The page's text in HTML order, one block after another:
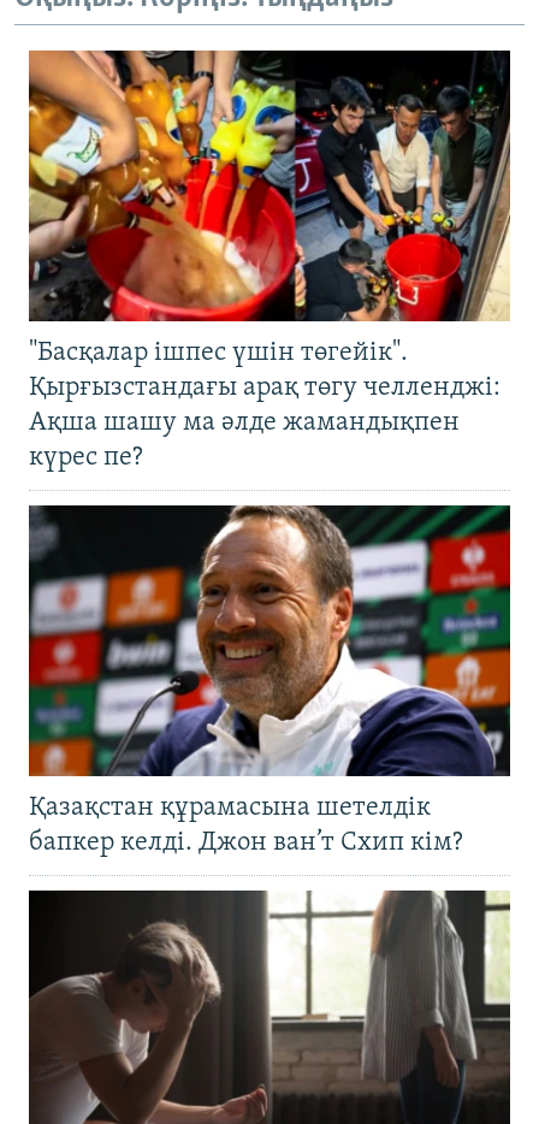
"Басқалар ішпес үшін төгейік".
Қырғызстандағы арақ төгу челленджі:
Ақша шашу ма әлде жамандықпен
күрес пе?
Қазақстан құрамасына шетелдік
бапкер келді. Джон ван’т Схип кім?